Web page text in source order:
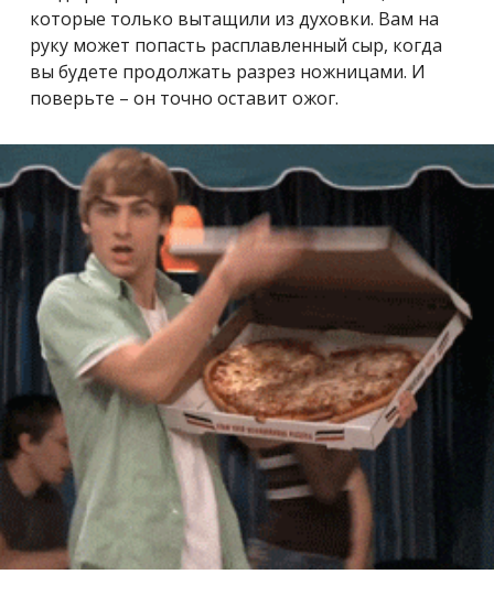
которые только вытащили из духовки. Вам на
руку может попасть расплавленный сыр, когда
вы будете продолжать разрез ножницами. И
поверьте – он точно оставит ожог.